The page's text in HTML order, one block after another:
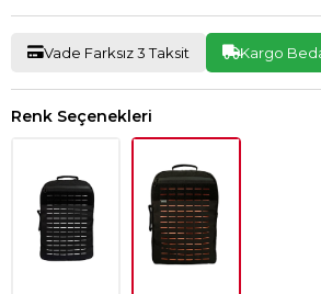
Vade Farksız 3 Taksit Kargo
Renk Seçenekleri